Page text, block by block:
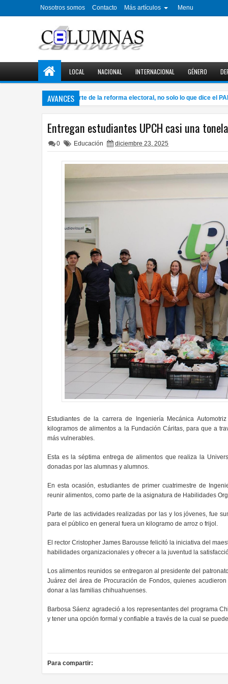
Nosotros somos Contacto Más artículos Menu
LOCAL NACIONAL INTERNACIONAL GÉNERO
AVANCES
Morena gran parte de la reforma electoral, no solo lo que dice el PAN:
Entregan estudiantes UPCH casi una
0 Educación diciembre 23, 2025
Estudiantes de la carrera de Ingeniería Mecánica
kilogramos de alimentos a la Fundación Cáritas, para que a
más vulnerables.
Esta es la séptima entrega de alimentos que realiza la
donadas por las alumnas y alumnos.
En esta ocasión, estudiantes de primer cuatrimestre de
reunir alimentos, como parte de la asignatura de Habilidades
Parte de las actividades realizadas por las y los jóvenes, fue
para el público en general fuera un kilogramo de arroz o frijol.
El rector Cristopher James Barousse felicitó la iniciativa del
habilidades organizacionales y ofrecer a la juventud la
Los alimentos reunidos se entregaron al presidente del
Juárez del área de Procuración de Fondos, quienes
donar a las familias chihuahuenses.
Barbosa Sáenz agradeció a los representantes del programa
y tener una opción formal y confiable a través de la cual se
Para compartir: